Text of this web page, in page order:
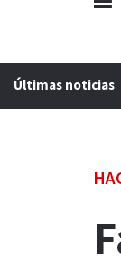
Últimas noticias